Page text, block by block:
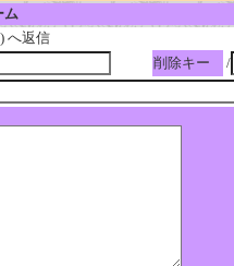
ム
へ返信
削除キー
/